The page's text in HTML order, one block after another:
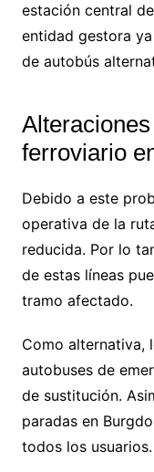
estación central
entidad gestora
de autobús
ferroviario
Debido a este
operativa de la
reducida. Por lo
de estas líneas
tramo afectado.
Como alternativa,
autobuses de
de sustitución.
paradas en
todos los usuarios.